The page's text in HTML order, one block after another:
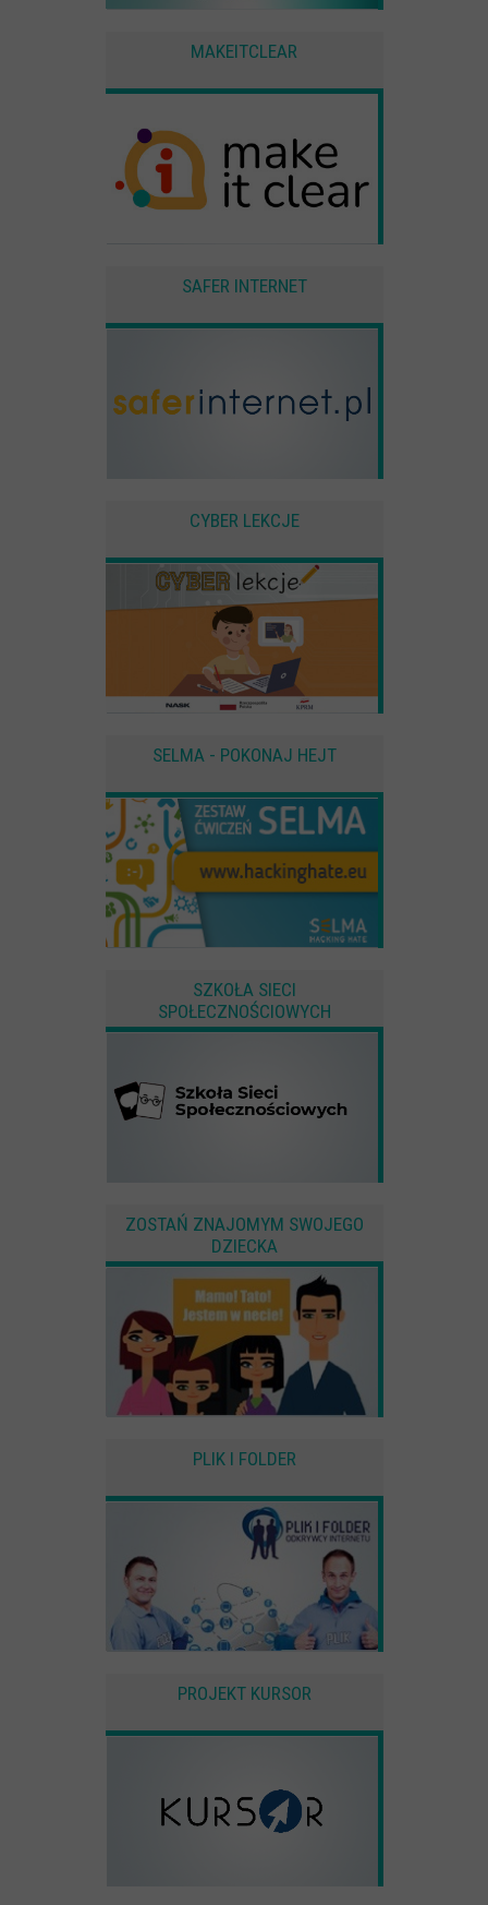
MAKEITCLEAR
SAFER INTERNET
CYBER LEKCJE
SELMA - POKONAJ HEJT
SZKOŁA SIECI
SPOŁECZNOŚCIOWYCH
ZOSTAŃ ZNAJOMYM SWOJEGO
DZIECKA
PLIK I FOLDER
PROJEKT KURSOR